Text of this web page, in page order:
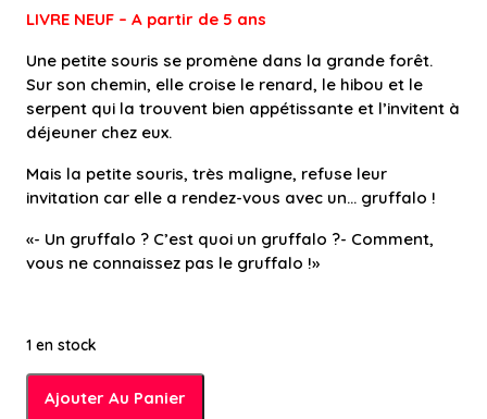
LIVRE NEUF – A partir de 5 ans
Une petite souris se promène dans la grande forêt.
Sur son chemin, elle croise le renard, le hibou et le
serpent qui la trouvent bien appétissante et l’invitent à
déjeuner chez eux.
Mais la petite souris, très maligne, refuse leur
invitation car elle a rendez-vous avec un… gruffalo !
«- Un gruffalo ? C’est quoi un gruffalo ?- Comment,
vous ne connaissez pas le gruffalo !»
1 en stock
quantité
deAjouter Au Panier